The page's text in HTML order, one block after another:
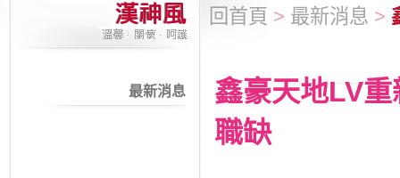
最新消息
回首頁 > 最新消息 >
鑫豪天地LV
職缺